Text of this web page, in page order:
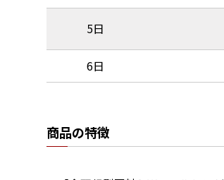
5日
6日
商品の特徴